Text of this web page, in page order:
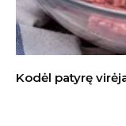
Kodėl patyrę